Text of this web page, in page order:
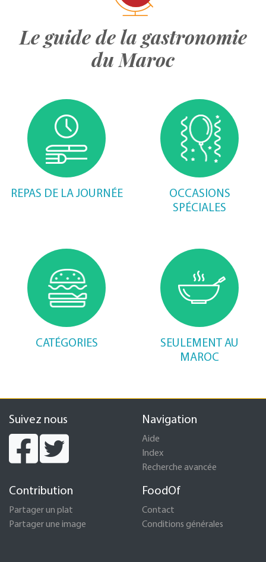
Le guide de la gastronomie
du Maroc
REPAS DE LA JOURNÉE
OCCASIONS
SPÉCIALES
CATÉGORIES
SEULEMENT AU
MAROC
Suivez nous Navigation
Aide
Index
Recherche avancée
Contribution
Partager un plat
Partager une image
FoodOf
Contact
Conditions générales